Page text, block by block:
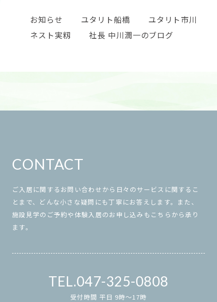
お知らせ ユタリト船橋
ユタリト市川
ネスト実籾
社長 中川潤一のブログ
CONTACT
ご入居に関するお問い合わせから日々のサービスに関するこ
とまで、どんな小さな疑問にも丁寧にお答えします。また、
施設見学のご予約や体験入居のお申し込みもこちらから承り
ます。
047-325-0808
受付時間 平日 9時～17時